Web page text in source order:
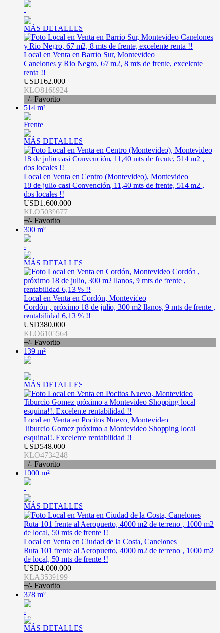
-
MÁS DETALLES
Local en Venta en Barrio Sur, Montevideo
Canelones y Rio Negro, 67 m2, 8 mts de frente, excelente
renta !!
USD162.000
KLO8168924
+/- Favorito
514 m²
Frente
MÁS DETALLES
Local en Venta en Centro (Montevideo), Montevideo
18 de julio casi Convención, 11,40 mts de frente, 514 m2 ,
dos locales !!
USD1.600.000
KLO5039677
+/- Favorito
300 m²
-
MÁS DETALLES
Local en Venta en Cordón, Montevideo
Cordón , próximo 18 de julio, 300 m2 llanos, 9 mts de frente ,
rentabilidad 6,13 % !!
USD380.000
KLO6105564
+/- Favorito
139 m²
-
MÁS DETALLES
Local en Venta en Pocitos Nuevo, Montevideo
Tiburcio Gomez próximo a Montevideo Shopping local
esquina!!. Excelente rentabilidad !!
USD548.000
KLO4734248
+/- Favorito
1000 m²
-
MÁS DETALLES
Local en Venta en Ciudad de la Costa, Canelones
Ruta 101 frente al Aeropuerto, 4000 m2 de terreno , 1000 m2
de local, 50 mts de frente !!
USD4.000.000
KLA3539199
+/- Favorito
378 m²
-
MÁS DETALLES